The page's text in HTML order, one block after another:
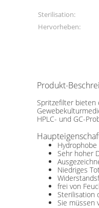
Sterilisation:
Hervorheben:
Produkt-
Spritzefilter bieten
HPLC- und GC-
Hydrophobe
Sehr hoher
Niedriges
frei von
Sterilisation
Sie müssen